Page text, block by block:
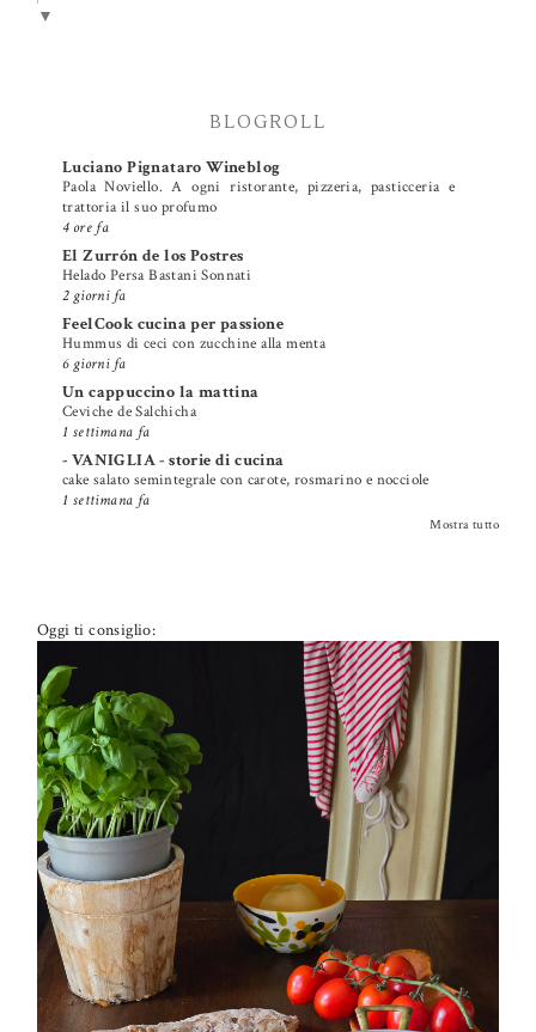
▼
BLOGROLL
Luciano Pignataro Wineblog
Paola Noviello. A ogni ristorante, pizzeria, pasticceria e
trattoria il suo profumo
4 ore fa
El Zurrón de los Postres
Helado Persa Bastani Sonnati
2 giorni fa
FeelCook cucina per passione
Hummus di ceci con zucchine alla menta
6 giorni fa
Un cappuccino la mattina
Ceviche de Salchicha
1 settimana fa
- VANIGLIA - storie di cucina
cake salato semintegrale con carote, rosmarino e nocciole
1 settimana fa
Mostra tutto
Oggi ti consiglio:
PETTI DI POLLO ALLA PIZZAIOLA